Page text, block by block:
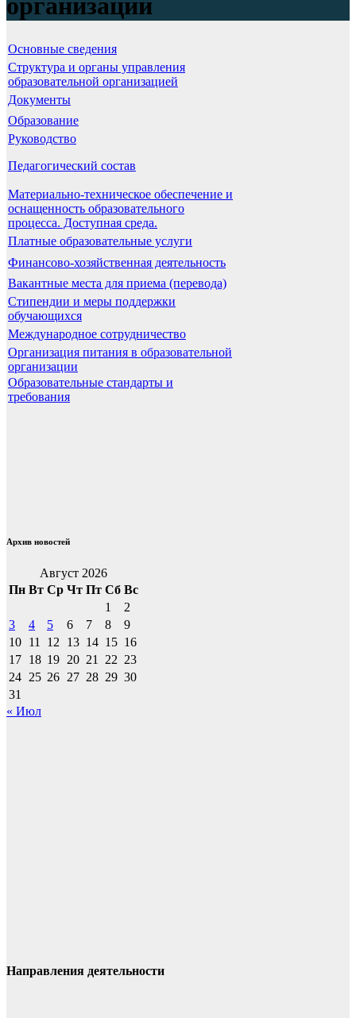
организации
Основные сведения
Структура и органы управления
образовательной организацией
Документы
Образование
Руководство
Педагогический состав
Материально-техническое обеспечение и
оснащенность образовательного
процесса. Доступная среда.
Платные образовательные услуги
Финансово-хозяйственная деятельность
Вакантные места для приема (перевода)
Стипендии и меры поддержки
обучающихся
Международное сотрудничество
Организация питания в образовательной
организации
Образовательные стандарты и
требования
Архив новостей
Август 2026
Пн Вт Ср Чт Пт Сб Вс
1
2
3
4 5 6 7 8
9
10 11 12 13 14 15 16
17 18 19 20 21 22 23
24 25 26 27 28 29 30
31
« Июл
Направления деятельности